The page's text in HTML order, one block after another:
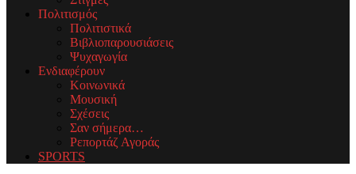
Πολιτισμός
Πολιτιστικά
Βιβλιοπαρουσιάσεις
Ψυχαγωγία
Ενδιαφέρουν
Κοινωνικά
Μουσική
Σχέσεις
Σαν σήμερα…
Ρεπορτάζ Αγοράς
SPORTS